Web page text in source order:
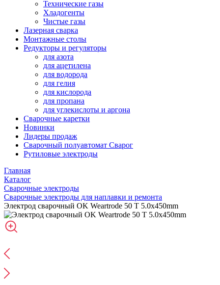
Технические газы
Хладогенты
Чистые газы
Лазерная сварка
Монтажные столы
Редукторы и регуляторы
для азота
для ацетилена
для водорода
для гелия
для кислорода
для пропана
для углекислоты и аргона
Сварочные каретки
Новинки
Лидеры продаж
Сварочный полуавтомат Сварог
Рутиловые электроды
Главная
Каталог
Сварочные электроды
Сварочные электроды для наплавки и ремонта
Электрод сварочный OK Weartrode 50 T 5.0x450mm